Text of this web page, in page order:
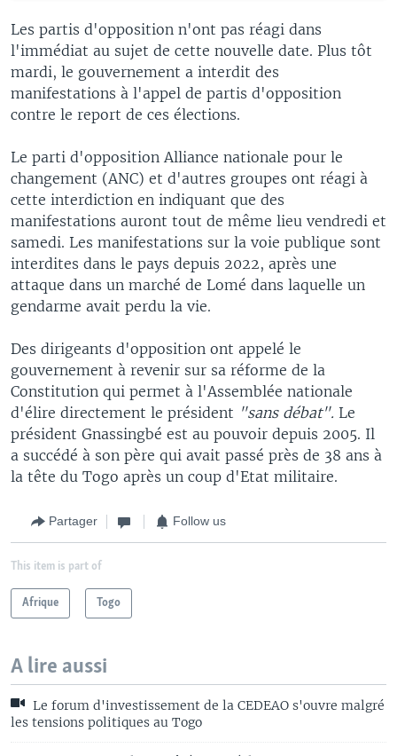
Les partis d'opposition n'ont pas réagi dans
l'immédiat au sujet de cette nouvelle date. Plus tôt
mardi, le gouvernement a interdit des
manifestations à l'appel de partis d'opposition
contre le report de ces élections.
Le parti d'opposition Alliance nationale pour le
changement (ANC) et d'autres groupes ont réagi à
cette interdiction en indiquant que des
manifestations auront tout de même lieu vendredi et
samedi. Les manifestations sur la voie publique sont
interdites dans le pays depuis 2022, après une
attaque dans un marché de Lomé dans laquelle un
gendarme avait perdu la vie.
Des dirigeants d'opposition ont appelé le
gouvernement à revenir sur sa réforme de la
Constitution qui permet à l'Assemblée nationale
d'élire directement le président "sans débat". Le
président Gnassingbé est au pouvoir depuis 2005. Il
a succédé à son père qui avait passé près de 38 ans à
la tête du Togo après un coup d'Etat militaire.
Partager Follow us
This item is part of
Afrique Togo
A lire aussi
Le forum d'investissement de la CEDEAO s'ouvre malgré
les tensions politiques au Togo